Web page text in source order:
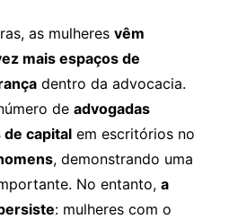
as mulheres vêm
mais espaços de
dentro da advocacia.
de advogadas
de capitalem escritórios no
, demonstrando uma
No entanto, a
: mulheres com o